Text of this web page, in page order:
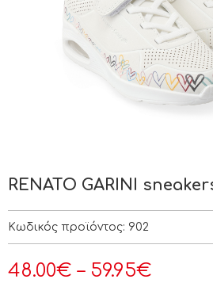
RENATO GARINI
Κωδικός προϊόντος: 902
48.00€ – 59.95€